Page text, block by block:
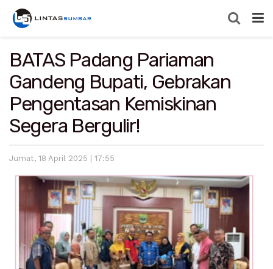
BATAS Padang Pariaman
Gandeng Bupati, Gebrakan
Pengentasan Kemiskinan
Segera Bergulir!
Jumat, 18 April 2025 | 17:55